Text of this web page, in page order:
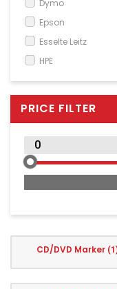
Phones & PBX
Network Equipment
Printers &
Beauty &
Service & Support
Dymo
Epson
Esselte Leitz
HPE
MEDIARANGE
PRICE FILTER
CD/DVD Marker